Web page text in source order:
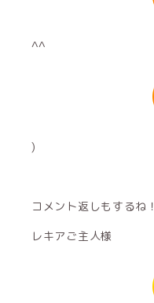
^^
)
コメント返しもするね！
レキアご主人様